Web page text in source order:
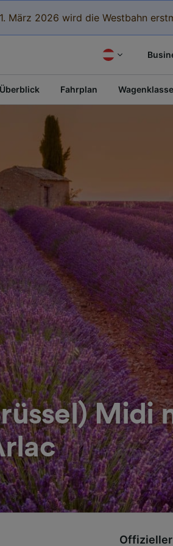
März 2026 wird die Westbahn
Überblick Fahrplan
Midi